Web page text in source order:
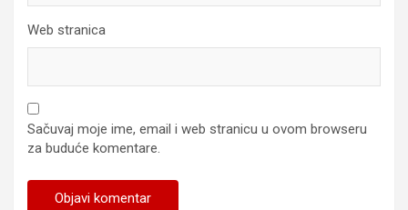
Web stranica
Sačuvaj moje ime, email i web stranicu u ovom browseru
za buduće komentare.